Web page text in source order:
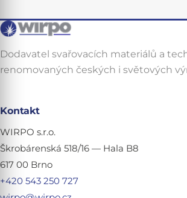
Dodavatel svařovacích materiálů a
renomovaných českých i světových
Kontakt
WIRPO s.r.o.
Škrobárenská 518/16 — Hala B8
617 00 Brno
+420 543 250 727